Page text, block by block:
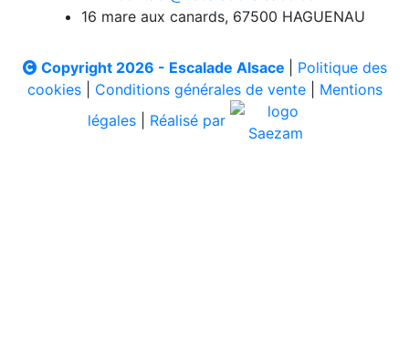
16 mare aux canards, 67500 HAGUENAU
Copyright 2026 - Escalade Alsace
Politique des
cookies| Conditions générales de vente| Mentions
légales
Réalisé par